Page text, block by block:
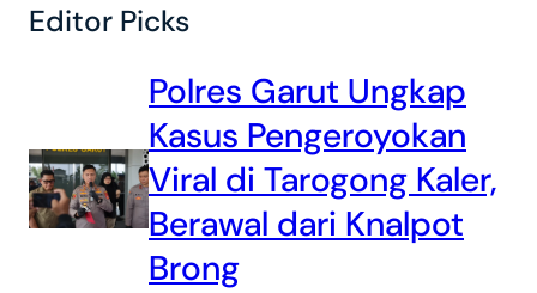
Editor Picks
Polres Garut Ungkap
Kasus Pengeroyokan
Viral di Tarogong Kaler,
Berawal dari Knalpot
Brong